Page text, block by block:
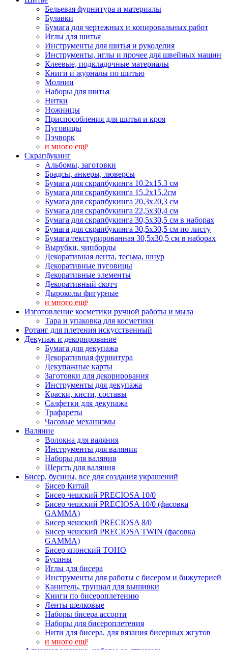
Бельевая фурнитура и материалы
Булавки
Бумага для чертежных и копировальных работ
Иглы для шитья
Инструменты для шитья и рукоделия
Инструменты, иглы и прочее для швейных машин
Клеевые, подкладочные материалы
Книги и журналы по шитью
Молнии
Наборы для шитья
Нитки
Ножницы
Приспособления для шитья и кроя
Пуговицы
Пэчворк
и много ещё
Скрапбукинг
Альбомы, заготовки
Брадсы, анкеры, люверсы
Бумага для скрапбукинга 10.2х15.3 см
Бумага для скрапбукинга 15,2х15,2см
Бумага для скрапбукинга 20,3х20,3 см
Бумага для скрапбукинга 22,5х30,4 см
Бумага для скрапбукинга 30,5х30,5 см в наборах
Бумага для скрапбукинга 30,5х30,5 см по листу
Бумага текстурированная 30,5х30,5 см в наборах
Вырубки, чипборды
Декоративная лента, тесьма, шнур
Декоративные пуговицы
Декоративные элементы
Декоративный скотч
Дыроколы фигурные
и много ещё
Изготовление косметики ручной работы и мыла
Тара и упаковка для косметики
Ротанг для плетения искусственный
Декупаж и декорирование
Бумага для декупажа
Декоративная фурнитура
Декупажные карты
Заготовки для декорирования
Инструменты для декупажа
Краски, кисти, составы
Салфетки для декупажа
Трафареты
Часовые механизмы
Валяние
Волокна для валяния
Инструменты для валяния
Наборы для валяния
Шерсть для валяния
Бисер, бусины, все для создания украшений
Бисер Китай
Бисер чешский PRECIOSA 10/0
Бисер чешский PRECIOSA 10/0 (фасовка
GAMMA)
Бисер чешский PRECIOSA 8/0
Бисер чешский PRECIOSA TWIN (фасовка
GAMMA)
Бисер японский TOHO
Бусины
Иглы для бисера
Инструменты для работы с бисером и бижутерией
Канитель, трунцал для вышивки
Книги по бисероплетению
Ленты шелковые
Наборы бисера ассорти
Наборы для бисероплетения
Нити для бисера, для вязания бисерных жгутов
и много ещё